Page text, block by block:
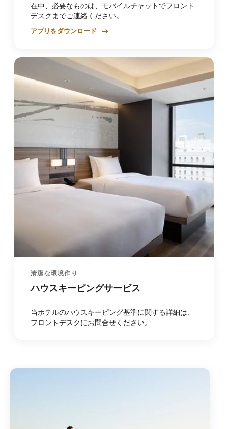
在中、必要なものは、モバイルチャットでフロント
デスクまでご連絡ください。
アプリをダウンロード
清潔な環境作り
ハウスキーピングサービス
当ホテルのハウスキーピング基準に関する詳細は、
フロントデスクにお問合せください。